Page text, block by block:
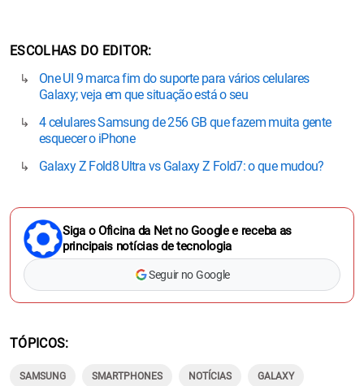
ESCOLHAS DO EDITOR
One UI 9 marca fim do suporte para vários celulares
Galaxy; veja em que situação está o seu
4 celulares Samsung de 256 GB que fazem muita gente
esquecer o iPhone
Galaxy Z Fold8 Ultra vs Galaxy Z Fold7: o que mudou?
Siga o Oficina da Net no Google e receba as
principais notícias de tecnologia
Seguir no Google
TÓPICOS
SAMSUNG SMARTPHONES NOTÍCIAS GALAXY